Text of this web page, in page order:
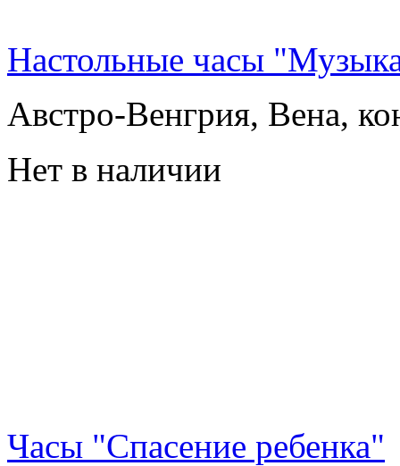
Настольные часы
Австро-Венгрия, Вена,
Нет в наличии
Часы "Спасение ребенка"